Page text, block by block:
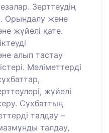
Зерттеудің
Орындалу және
жүйелі қате.
алып тастау
Мәліметтерді
жүйелі
Сұхбаттың
талдау –
талдау,